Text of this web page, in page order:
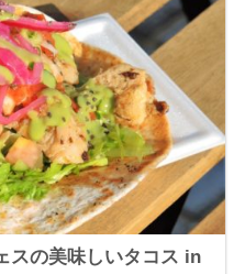
スの美味しいタコス in